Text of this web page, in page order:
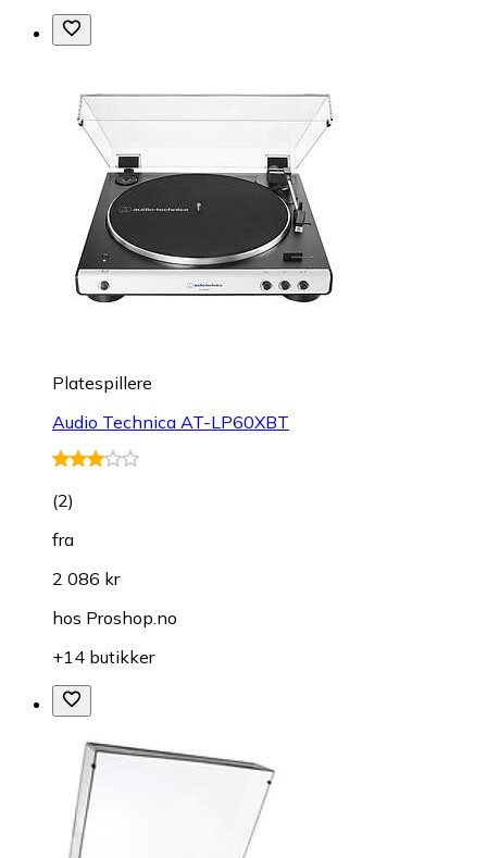
Platespillere
Audio Technica AT-LP60XBT
(2)
fra
2 086 kr
hos Proshop.no
+14 butikker